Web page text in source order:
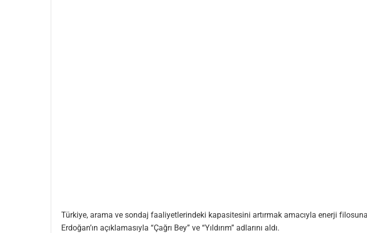
Türkiye, arama ve sondaj faaliyetlerindeki kapasitesini artırmak amacıyla enerji
Erdoğan’ın açıklamasıyla “Çağrı Bey” ve “Yıldırım” adlarını aldı.